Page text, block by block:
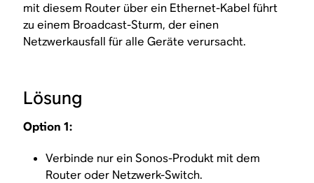
mit diesem Router über ein Ethernet-Kabel führt
zu einem Broadcast-Sturm, der einen
Netzwerkausfall für alle Geräte verursacht.
Lösung
Option 1:
Verbinde nur ein Sonos-Produkt mit dem
Router oder Netzwerk-Switch.